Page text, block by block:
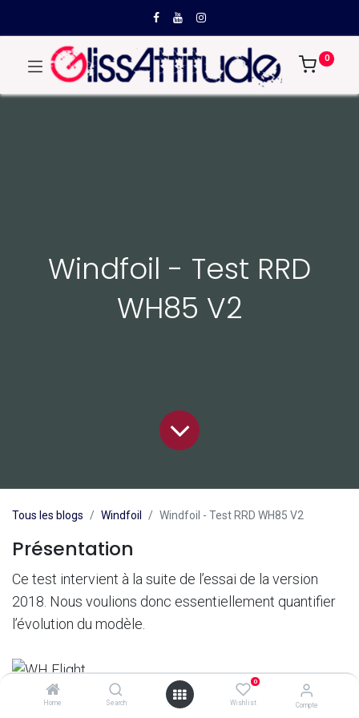
Home Search
0
Wishlist Compte
0
Windfoil - Test RRD
WH85 V2
Tous les blogs Windfoil Windfoil - Test RRD WH85 V2
Présentation
Ce test intervient à la suite de l’essai de la version
2018. Nous voulions donc essentiellement quantifier
l’évolution du modèle.
Sur le papier, suite à un certain nombre de remarques,